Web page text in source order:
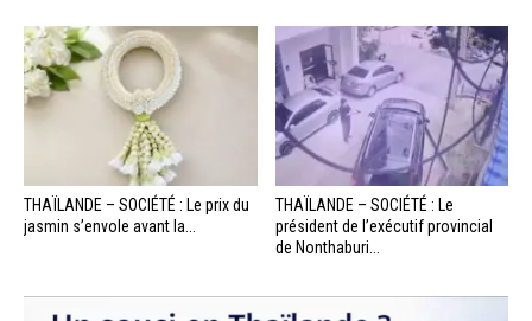
THAÏLANDE – SOCIÉTÉ : Le prix du
jasmin s’envole avant la...
THAÏLANDE – SOCIÉTÉ : Le
président de l’exécutif provincial
de Nonthaburi...